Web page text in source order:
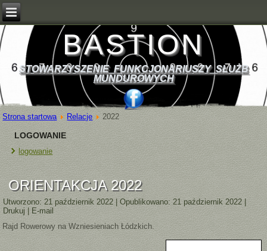
BASTION
STOWARZYSZENIE FUNKCJONARIUSZY SŁUŻB
MUNDUROWYCH
Strona startowa Relacje 2022
LOGOWANIE
logowanie
ORIENTAKCJA 2022
Utworzono: 21 październik 2022|Opublikowano: 21 październik 2022
Drukuj
|E-mail
Rajd Rowerowy na Wzniesieniach Łódzkich.